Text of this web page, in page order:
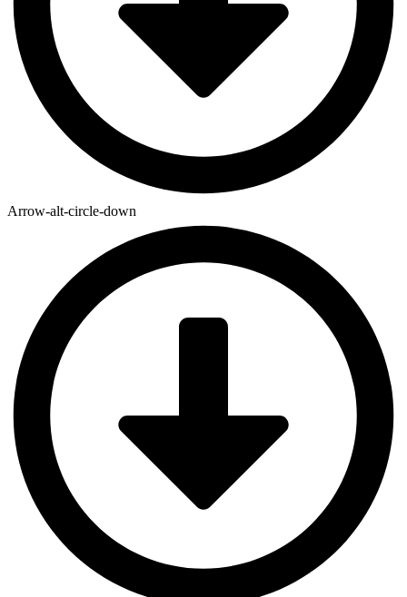
Arrow-alt-circle-down